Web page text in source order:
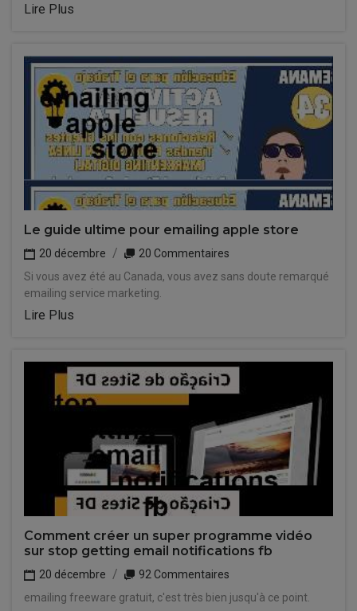
Lire Plus
Le guide ultime pour emailing apple store
20 décembre
20 Commentaires
Si vous avez été au Canada, vous avez sans doute remarqué
emailing service marketing.
Lire Plus
Comment créer un super programme vidéo
sur stop getting email notifications fb
20 décembre
92 Commentaires
emailing freeware gratuit, c'est très bien jusqu'à ce point.